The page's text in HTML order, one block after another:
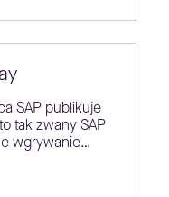
SAP publikuje
tak zwany SAP
wgrywanie…